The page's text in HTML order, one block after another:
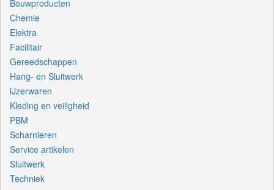
Bouwproducten
Chemie
Elektra
Facilitair
Gereedschappen
Hang- en Sluitwerk
IJzerwaren
Kleding en veiligheid
PBM
Scharnieren
Service artikelen
Sluitwerk
Techniek